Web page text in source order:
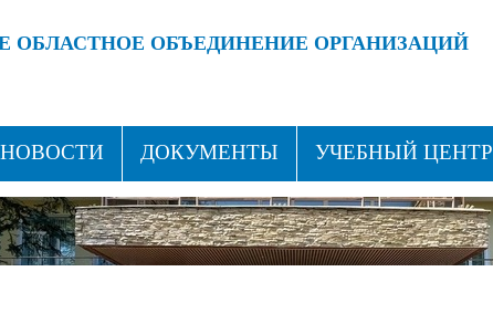
ОБЛАСТНОЕ ОБЪЕДИНЕНИЕ ОРГАНИЗАЦИЙ
НОВОСТИ ДОКУМЕНТЫ УЧЕБНЫЙ ЦЕНТР
КОНТАКТЫ